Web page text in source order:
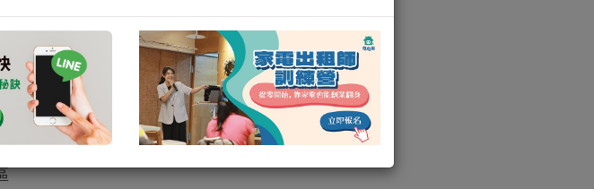
區 4000W (1號機) 靜音發電機
機